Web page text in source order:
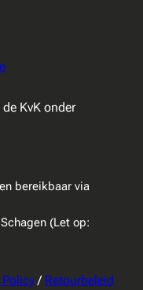
KvK onder
bereikbaar via
(Let op:
Policy/ Retourbeleid